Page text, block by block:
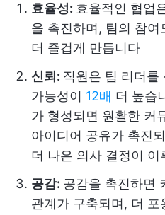
효율성: 효율적인 협업
을 촉진하며, 팀의 참
더 즐겁게 만듭니다
신뢰: 직원은 팀 리더를
가능성이 12배 더 높습
가 형성되면 원활한 커
아이디어 공유가 촉진
더 나은 의사 결정이 이
공감: 공감을 촉진하면
관계가 구축되며, 더